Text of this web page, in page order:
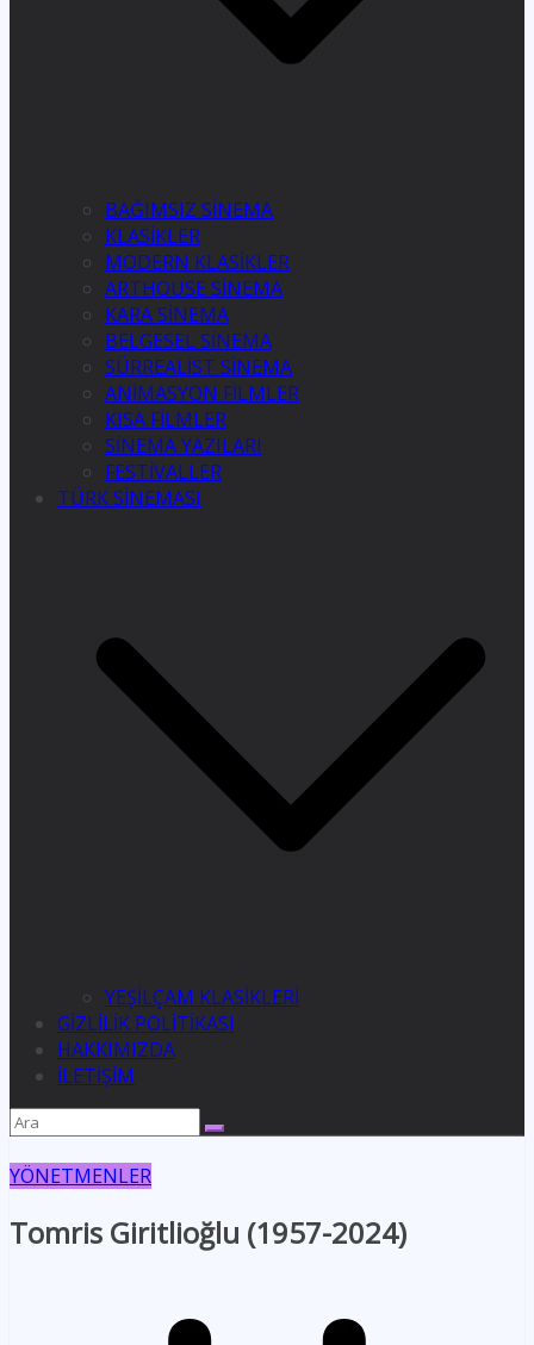
BAĞIMSIZ SİNEMA
KLASİKLER
MODERN KLASİKLER
ARTHOUSE SİNEMA
KARA SİNEMA
BELGESEL SİNEMA
SÜRREALİST SİNEMA
ANİMASYON FİLMLER
KISA FİLMLER
SİNEMA YAZILARI
FESTİVALLER
TÜRK SİNEMASI
YEŞİLÇAM KLASİKLERİ
GİZLİLİK POLİTİKASI
HAKKIMIZDA
İLETİŞİM
YÖNETMENLER
Tomris Giritlioğlu (1957-2024)